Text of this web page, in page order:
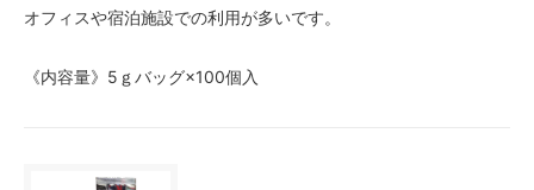
オフィスや宿泊施設での利用が多いです。
《内容量》5ｇバッグ×100個入